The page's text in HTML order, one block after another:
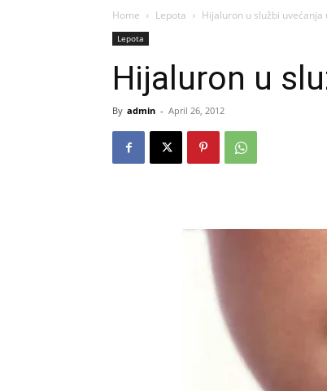
Home Lepota Hijaluron u službi uvećanja
Lepota
Hijaluron u
By admin - April 26, 2012